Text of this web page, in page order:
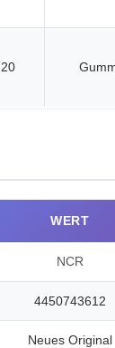
WERT
NCR
4450743612
Neues Original